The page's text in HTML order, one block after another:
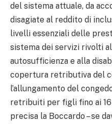
del sistema attuale, da
disagiate al reddito di
livelli essenziali delle
sistema dei servizi rivolti
autosufficienza e alla
copertura retributiva del
l’allungamento del
retribuiti per figli fino ai 16
precisa la Boccardo – se